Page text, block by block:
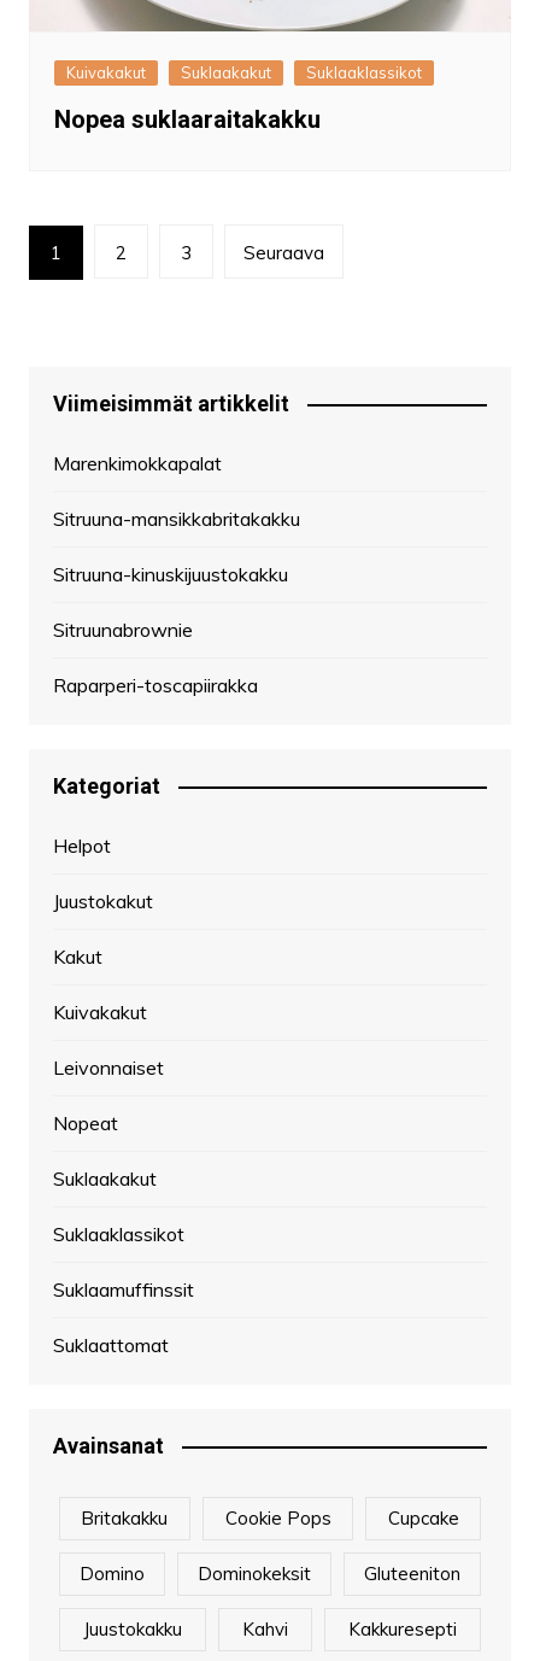
Kuivakakut Suklaakakut Suklaaklassikot
Nopea suklaaraitakakku
Artikkelien
selaus
1 2 3 Seuraava
Viimeisimmät artikkelit
Marenkimokkapalat
Sitruuna-mansikkabritakakku
Sitruuna-kinuskijuustokakku
Sitruunabrownie
Raparperi-toscapiirakka
Kategoriat
Helpot
Juustokakut
Kakut
Kuivakakut
Leivonnaiset
Nopeat
Suklaakakut
Suklaaklassikot
Suklaamuffinssit
Suklaattomat
Avainsanat
Britakakku Cookie Pops Cupcake
Domino Dominokeksit Gluteeniton
Juustokakku Kahvi Kakkuresepti